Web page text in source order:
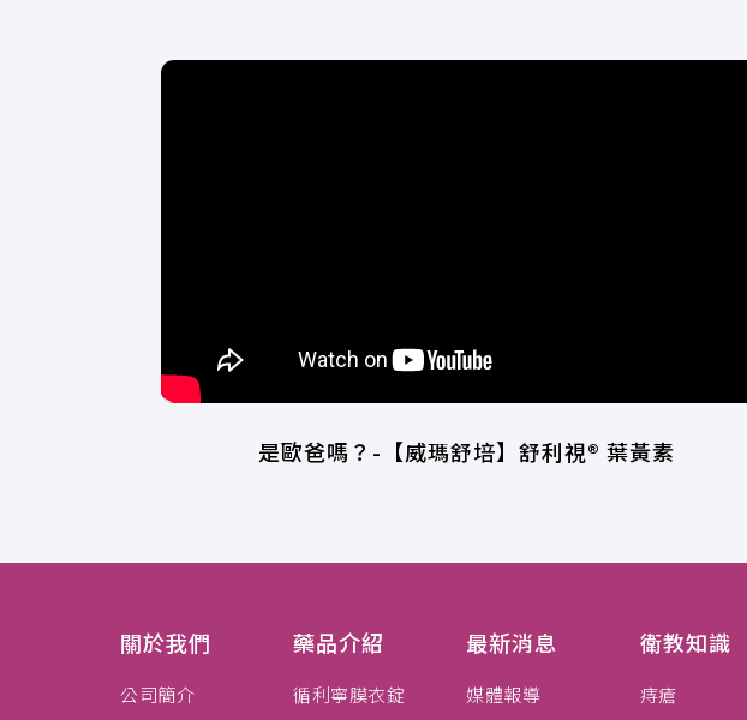
是歐爸嗎？-【威瑪舒培】舒利視® 葉黃素
關於我們
公司簡介
藥品介紹
循利寧膜衣錠
最新消息
媒體報導
衛教知識
痔瘡